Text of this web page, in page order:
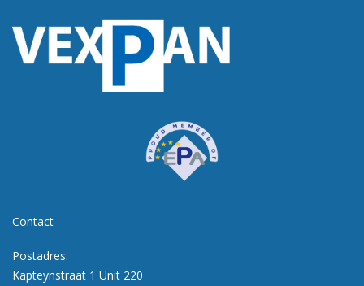
Contact
Postadres:
Kapteynstraat 1 Unit 220